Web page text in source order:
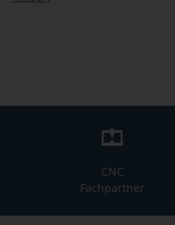
CNC
Fachpartner